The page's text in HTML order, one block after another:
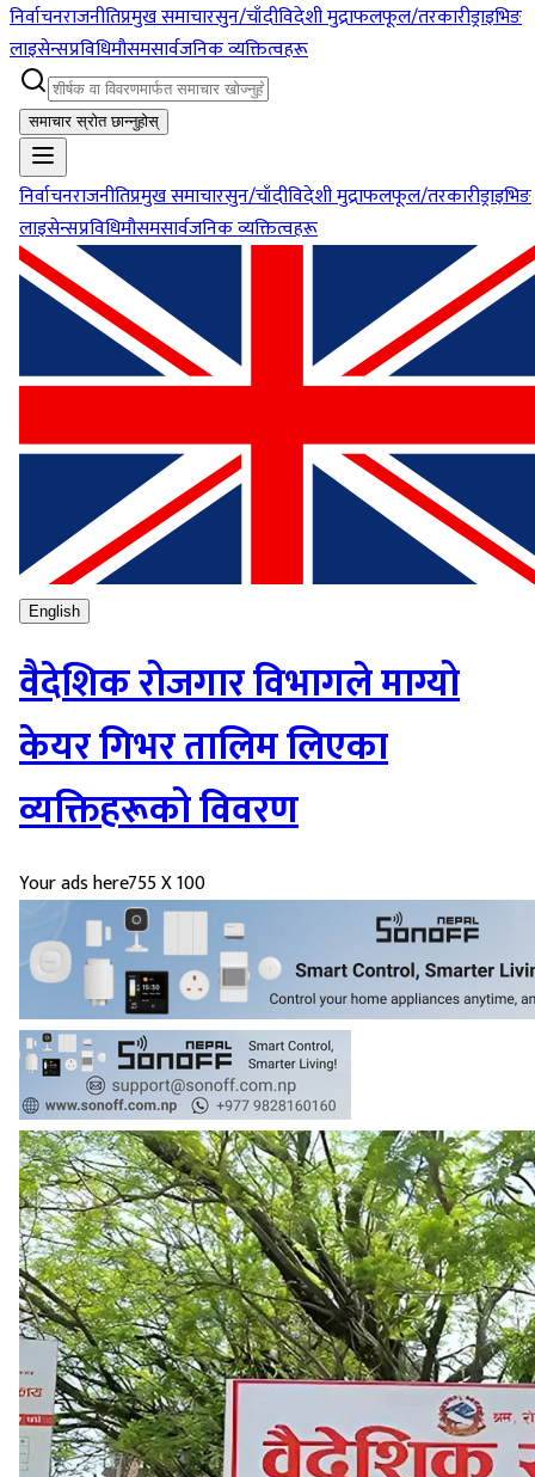
निर्वाचनराजनीतिप्रमुख समाचारसुन/चाँदीविदेशी मुद्राफलफूल/तरकारीड्राइभिङ
लाइसेन्सप्रविधिमौसमसार्वजनिक व्यक्तित्वहरू
समाचार स्रोत छान्नुहोस्
निर्वाचनराजनीतिप्रमुख समाचारसुन/चाँदीविदेशी मुद्राफलफूल/तरकारीड्राइभिङ
लाइसेन्सप्रविधिमौसमसार्वजनिक व्यक्तित्वहरू
English
वैदेशिक रोजगार विभागले माग्यो
केयर गिभर तालिम लिएका
व्यक्तिहरूको विवरण
Your ads here755 X 100